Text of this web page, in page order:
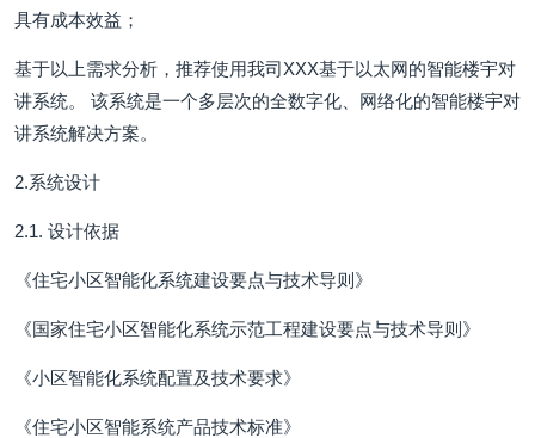
具有成本效益；
基于以上需求分析，推荐使用我司XXX基于以太网的智能楼宇对
讲系统。 该系统是一个多层次的全数字化、网络化的智能楼宇对
讲系统解决方案。
2.系统设计
2.1. 设计依据
《住宅小区智能化系统建设要点与技术导则》
《国家住宅小区智能化系统示范工程建设要点与技术导则》
《小区智能化系统配置及技术要求》
《住宅小区智能系统产品技术标准》